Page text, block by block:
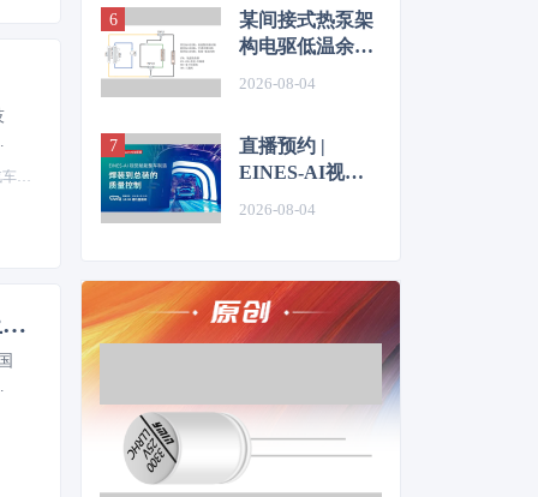
业
欧洲汽车测试展释放了哪些行业趋势？这些热点，8月将在上海持续呈现
某间接式热泵架
构电驱低温余热
2026-08-04
直播预约 |
EINES-AI视觉
2026-08-04